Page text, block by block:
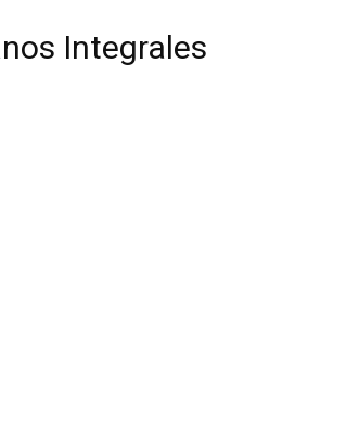
Integrales